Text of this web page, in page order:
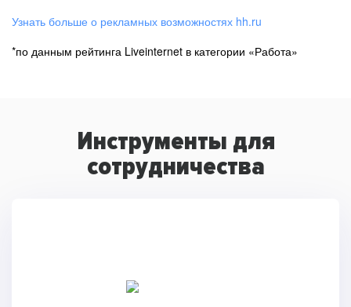
Узнать больше о рекламных возможностях hh.ru
*по данным рейтинга Liveinternet в категории «Работа»
Инструменты для
сотрудничества